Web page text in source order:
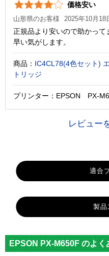
価格安い
山形県のお客様 2025年10月18
正規品より安いので助かっ
早い気がします。
商品： IC4CL78(4色セット)
トリッジ
プリンター：EPSON PX-
レビュー
製品スペック
メー
カー
EPSON PX-M650F のよく